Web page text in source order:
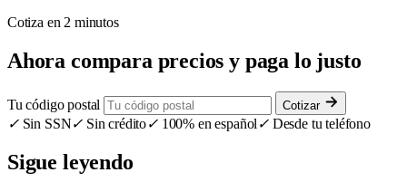
Cotiza en 2 minutos
Ahora compara precios y paga lo justo
Tu código postal Cotizar
✓Sin SSN✓ Sin crédito✓100% en español ✓Desde tu teléfono
Sigue leyendo